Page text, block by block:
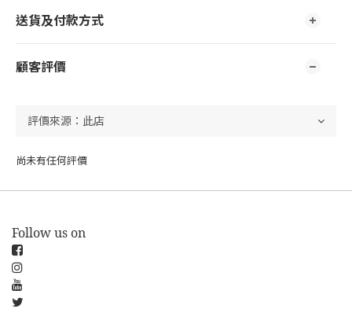
送貨及付款方式
顧客評價
尚未有任何評價
Follow us on